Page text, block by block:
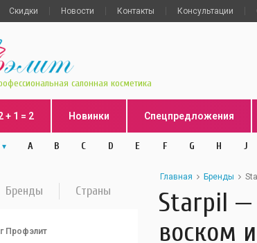
Скидки Новости Контакты Консультации
салонная косметика
+ 1 = 2 Новинки Спецпредложения
A B C D E F G H J
Бренды Страны
Профэлит
Главная Бренды
Starpil —
воском